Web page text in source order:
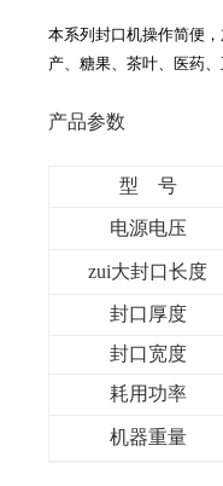
本系列封口机操作简便
产、糖果、茶叶、医药
产品参数
型 号
电源电压
zui大封口长度
封口厚度
封口宽度
耗用功率
机器重量